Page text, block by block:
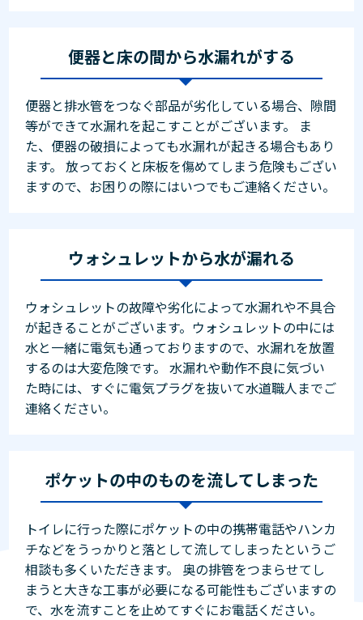
便器と床の間から水漏れがする
便器と排水管をつなぐ部品が劣化している場合、隙間
等ができて水漏れを起こすことがございます。 ま
た、便器の破損によっても水漏れが起きる場合もあり
ます。 放っておくと床板を傷めてしまう危険もござい
ますので、お困りの際にはいつでもご連絡ください。
ウォシュレットから水が漏れる
ウォシュレットの故障や劣化によって水漏れや不具合
が起きることがございます。ウォシュレットの中には
水と一緒に電気も通っておりますので、水漏れを放置
するのは大変危険です。 水漏れや動作不良に気づい
た時には、すぐに電気プラグを抜いて水道職人までご
連絡ください。
ポケットの中のものを流してしまった
トイレに行った際にポケットの中の携帯電話やハンカ
チなどをうっかりと落として流してしまったというご
相談も多くいただきます。 奥の排管をつまらせてし
まうと大きな工事が必要になる可能性もございますの
で、水を流すことを止めてすぐにお電話ください。